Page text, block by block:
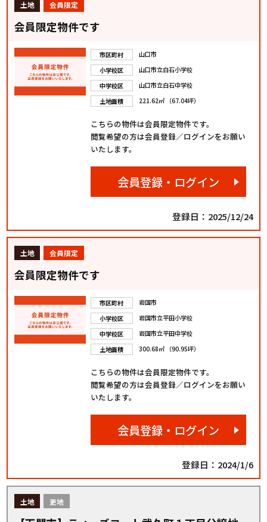
土地 会員限定
会員限定物件です
市区町村
山口市
小学校区
山口市立白石小学校
中学校区
山口市立白石中学校
土地面積
221.62㎡ （67.04坪）
こちらの物件は会員限定物件です。
閲覧希望の方は会員登録／ログインをお願い
いたします。
会員登録・ログイン
登録日：2025/12/24
土地 会員限定
会員限定物件です
市区町村
岩国市
小学校区
岩国市立平田小学校
中学校区
岩国市立平田中学校
土地面積
300.68㎡ （90.95坪）
こちらの物件は会員限定物件です。
閲覧希望の方は会員登録／ログインをお願い
いたします。
会員登録・ログイン
登録日：2024/1/6
土地 更地